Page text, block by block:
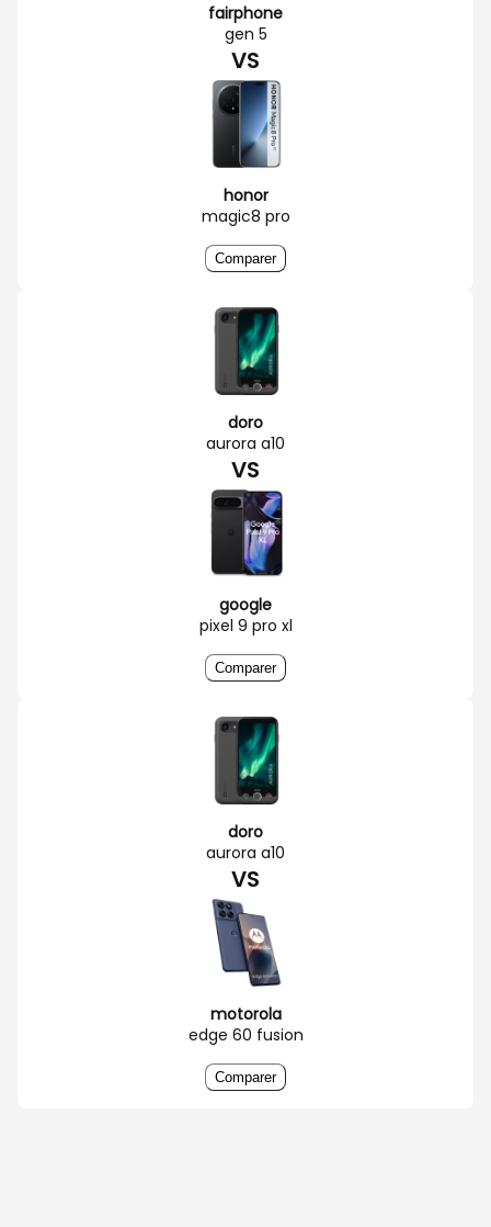
fairphone
gen 5
VS
honor
magic8 pro
Comparer
doro
aurora a10
VS
google
pixel 9 pro xl
Comparer
doro
aurora a10
VS
motorola
edge 60 fusion
Comparer